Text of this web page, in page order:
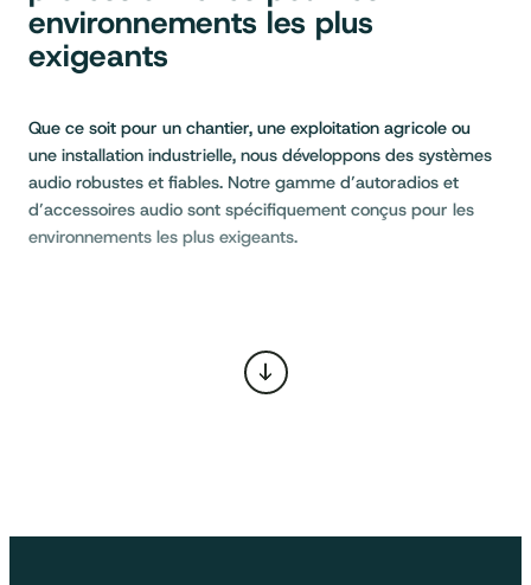
environnements les plus
exigeants
Que ce soit pour un chantier, une exploitation agricole ou
une installation industrielle, nous développons des systèmes
audio robustes et fiables. Notre gamme d’autoradios et
d’accessoires audio sont spécifiquement conçus pour les
environnements les plus exigeants.